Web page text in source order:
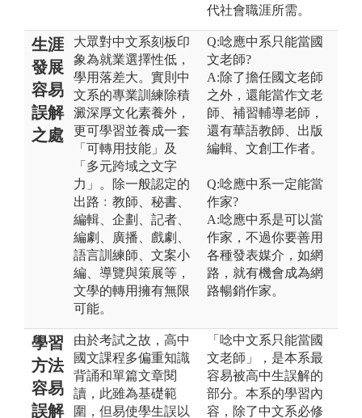
代社會職涯所需。
生涯
發展
容易
誤解
之處
大眾對中文系刻板印
象為就業選擇性低，
學用落差大。實則中
文系的專業訓練除積
澱深厚文化素養外，
更可學習並養成一套
「可轉用技能」及
「多元跨域之文字
力」。除一般認定的
出路﹕教師、秘書、
編輯、企劃、記者、
編劇、廣播、戲劇、
語言訓練師、文案小
編、導覽與策展等，
文學的轉用擁有無限
可能。
Q:唸應中系只能當國
文老師?
A:除了擔任國文老師
之外，還能當作文老
師、補習輔導老師，
還有華語教師、出版
編輯、文創工作者。
Q:唸應中系一定能當
作家?
A:唸應中系是可以當
作家，不過你要善用
各種發表媒介，如網
路，就有機會成為網
路暢銷作家。
學習
方法
容易
誤解
由於考試之故，高中
國文課程多偏重知識
背誦和單篇文章閱
讀，此雖為基礎範
圍，但易使學生誤以
「唸中文系只能當國
文老師」，是本系最
容易被高中生誤解的
部分。本系的學習內
容，除了中文系必修